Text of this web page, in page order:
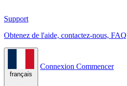
Support
Obtenez de l'aide, contactez-nous, FAQ
français
Connexion Commencer